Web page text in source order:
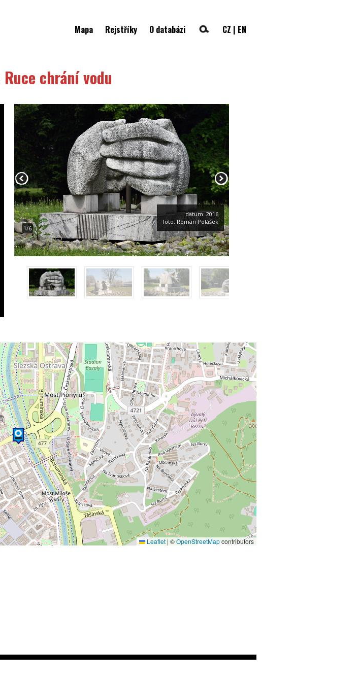
Mapa Rejstříky O databázi CZ | EN
Ruce chrání vodu
1/6
datum: 2016
foto: Roman Polášek
Leaflet | ©OpenStreetMapcontributors